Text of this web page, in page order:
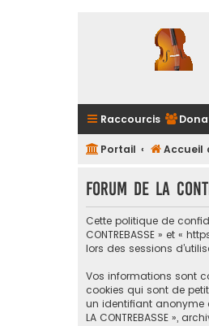
Raccourcis
Portail Accueil
FORUM DE LA
Cette politique de
CONTREBASSE » et «
lors des sessions
Vos informations sont
cookies qui sont de
un identifiant anonyme
LA CONTREBASSE »,